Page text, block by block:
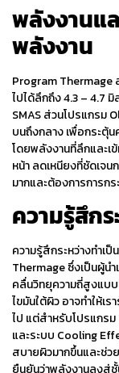
พลังงานแ
พลังงาน
ProgramThermage
ไปได้ลึกถึง 4.3 – 4.7
SMAS ส่วนโปรแกรม
บนถึงกลาง เพื่อกระตุ้
โดยพลังงานที่ลึกและเ
หน้าลดเหนียงที่ชัดเจน
มากและต้องการการก
ความรู้สึก
ความรู้สึกระหว่างทำเ
Thermageซึ่งเป็นผู้นำ
คลื่นวิทยุความถี่สูงแบบ
ไขมันใต้ผิว อาจทำให้
ไป แต่สำหรับโปรแกรม
และระบบ Cooling
สบายผิวมากขึ้นและช่ว